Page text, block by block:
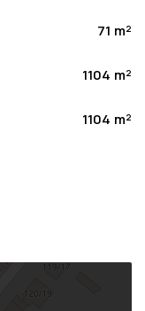
71 m²
1104 m²
1104 m²